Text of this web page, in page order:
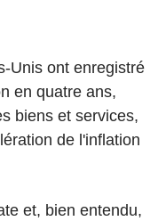
Unis ont enregistré
en quatre ans,
biens et services,
de l'inflation
et, bien entendu,